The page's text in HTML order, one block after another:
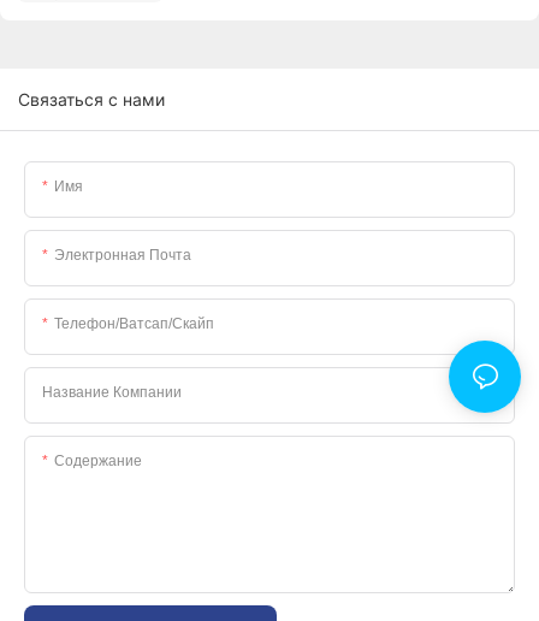
Связаться с нами
Имя
Электронная Почта
Телефон/ватсап/скайп
Название Компании
Содержание